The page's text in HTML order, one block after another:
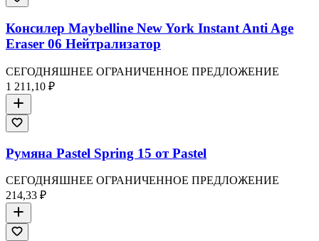
Консилер Maybelline New York Instant Anti Age
Eraser 06 Нейтрализатор
СЕГОДНЯШНЕЕ ОГРАНИЧЕННОЕ ПРЕДЛОЖЕНИЕ
1 211,10 ₽
Румяна Pastel Spring 15 от Pastel
СЕГОДНЯШНЕЕ ОГРАНИЧЕННОЕ ПРЕДЛОЖЕНИЕ
214,33 ₽